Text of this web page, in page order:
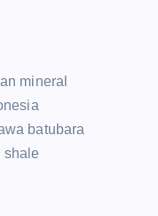
mineral
batubara
shale